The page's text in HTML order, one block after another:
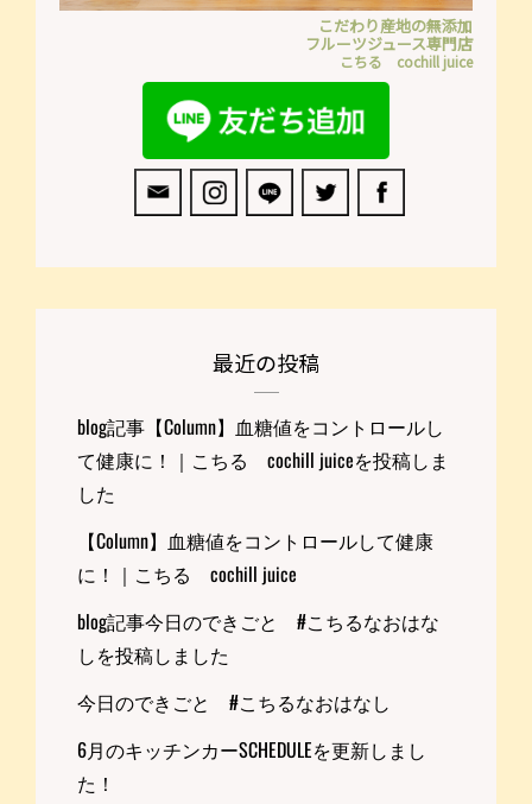
こだわり産地の無添加
フルーツジュース専門店
こちる cochill juice
最近の投稿
blog記事【Column】血糖値をコントロールし
て健康に！｜こちる cochill juiceを投稿しま
した
【Column】血糖値をコントロールして健康
に！｜こちる cochill juice
blog記事今日のできごと #こちるなおはな
しを投稿しました
今日のできごと #こちるなおはなし
6月のキッチンカーSCHEDULEを更新しまし
た！